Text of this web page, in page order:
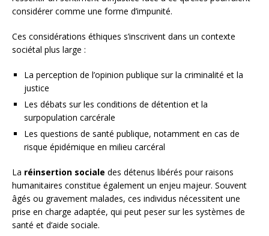
considérer comme une forme d’impunité.
Ces considérations éthiques s’inscrivent dans un contexte
sociétal plus large :
La perception de l’opinion publique sur la criminalité et la
justice
Les débats sur les conditions de détention et la
surpopulation carcérale
Les questions de santé publique, notamment en cas de
risque épidémique en milieu carcéral
La réinsertion sociale des détenus libérés pour raisons
humanitaires constitue également un enjeu majeur. Souvent
âgés ou gravement malades, ces individus nécessitent une
prise en charge adaptée, qui peut peser sur les systèmes de
santé et d’aide sociale.